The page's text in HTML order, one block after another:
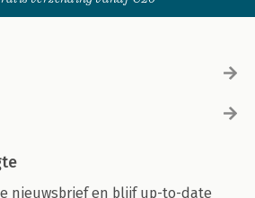
nieuwsbrief en blijf up-to-date